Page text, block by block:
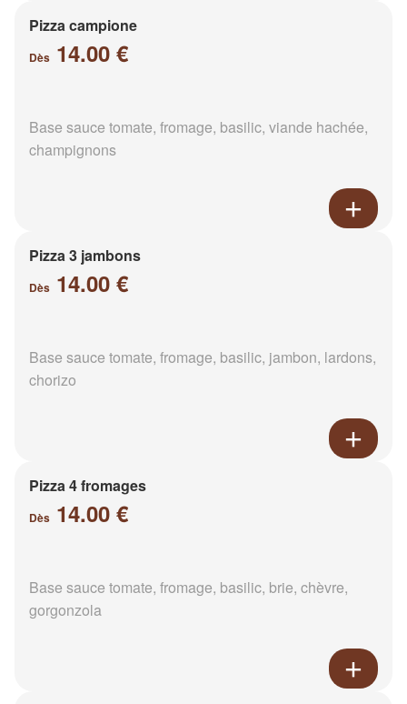
Pizza campione
Dès 14.00 €
Base sauce tomate, fromage, basilic, viande hachée,
champignons
Pizza 3 jambons
Dès 14.00 €
Base sauce tomate, fromage, basilic, jambon, lardons,
chorizo
Pizza 4 fromages
Dès 14.00 €
Base sauce tomate, fromage, basilic, brie, chèvre,
gorgonzola